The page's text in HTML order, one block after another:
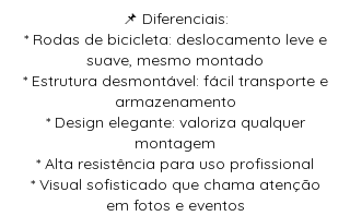
📌 Diferenciais:
* Rodas de bicicleta: deslocamento leve e
suave, mesmo montado
* Estrutura desmontável: fácil transporte e
armazenamento
* Design elegante: valoriza qualquer
montagem
* Alta resistência para uso profissional
* Visual sofisticado que chama atenção
em fotos e eventos